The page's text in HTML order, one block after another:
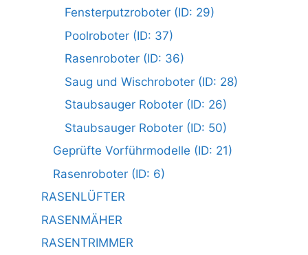
Fensterputzroboter (ID: 29)
Poolroboter (ID: 37)
Rasenroboter (ID: 36)
Saug und Wischroboter (ID: 28)
Staubsauger Roboter (ID: 26)
Staubsauger Roboter (ID: 50)
Geprüfte Vorführmodelle (ID: 21)
Rasenroboter (ID: 6)
RASENLÜFTER
RASENMÄHER
RASENTRIMMER